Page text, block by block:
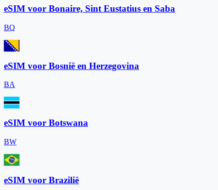
eSIM voor Bonaire, Sint Eustatius en Saba
BQ
eSIM voor Bosnië en Herzegovina
BA
eSIM voor Botswana
BW
eSIM voor Brazilië